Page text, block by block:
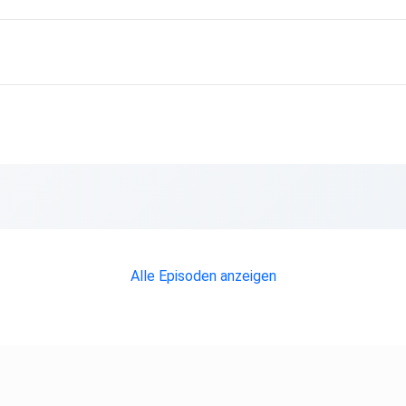
Leadership,
Alle Episoden anzeigen